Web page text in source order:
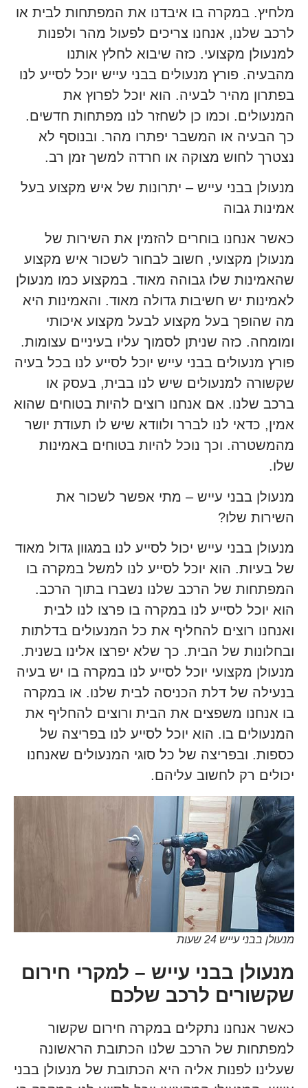
מלחיץ. במקרה בו איבדנו את המפתחות לבית או
לרכב שלנו, אנחנו צריכים לפעול מהר ולפנות
למנעולן מקצועי. כזה שיבוא לחלץ אותנו
מהבעיה. פורץ מנעולים בבני עייש יוכל לסייע לנו
בפתרון מהיר לבעיה. הוא יוכל לפרוץ את
המנעולים. וכמו כן לשחזר לנו מפתחות חדשים.
כך הבעיה או המשבר יפתרו מהר. ובנוסף לא
נצטרך לחוש מצוקה או חרדה למשך זמן רב.
מנעולן בבני עייש – יתרונות של איש מקצוע בעל
אמינות גבוה
כאשר אנחנו בוחרים להזמין את השירות של
מנעולן מקצועי, חשוב לבחור לשכור איש מקצוע
שהאמינות שלו גבוהה מאוד. במקצוע כמו מנעולן
לאמינות יש חשיבות גדולה מאוד. והאמינות היא
מה שהופך בעל מקצוע לבעל מקצוע איכותי
ומומחה. כזה שניתן לסמוך עליו בעיניים עצומות.
פורץ מנעולים בבני עייש יוכל לסייע לנו בכל בעיה
שקשורה למנעולים שיש לנו בבית, בעסק או
ברכב שלנו. אם אנחנו רוצים להיות בטוחים שהוא
אמין, כדאי לנו לברר ולוודא שיש לו תעודת יושר
מהמשטרה. וכך נוכל להיות בטוחים באמינות
שלו.
מנעולן בבני עייש – מתי אפשר לשכור את
השירות שלו?
מנעולן בבני עייש יכול לסייע לנו במגוון גדול מאוד
של בעיות. הוא יוכל לסייע לנו למשל במקרה בו
המפתחות של הרכב שלנו נשברו בתוך הרכב.
הוא יוכל לסייע לנו במקרה בו פרצו לנו לבית
ואנחנו רוצים להחליף את כל המנעולים בדלתות
ובחלונות של הבית. כך שלא יפרצו אלינו בשנית.
מנעולן מקצועי יוכל לסייע לנו במקרה בו יש בעיה
בנעילה של דלת הכניסה לבית שלנו. או במקרה
בו אנחנו משפצים את הבית ורוצים להחליף את
המנעולים בו. הוא יוכל לסייע לנו בפריצה של
כספות. ובפריצה של כל סוגי המנעולים שאנחנו
יכולים רק לחשוב עליהם.
מנעולן בבני עייש 24 שעות
מנעולן בבני עייש – למקרי חירום
שקשורים לרכב שלכם
כאשר אנחנו נתקלים במקרה חירום שקשור
למפתחות של הרכב שלנו הכתובת הראשונה
שעלינו לפנות אליה היא הכתובת של מנעולן בבני